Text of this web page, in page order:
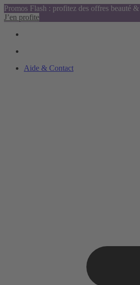
Promos Flash : profitez des offres beauté
J’en profite
Aide & Contact